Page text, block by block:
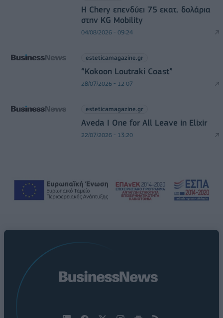
Η Chery επενδύει 75 εκατ. δολάρια
στην KG Mobility
04/08/2026 - 09:24
esteticamagazine.gr
“Kokoon Loutraki Coast”
28/07/2026 - 12:07
esteticamagazine.gr
Aveda I One for All Leave in Elixir
22/07/2026 - 13:20